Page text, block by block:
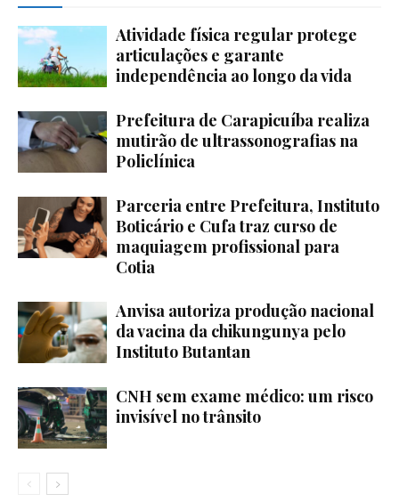
Atividade física regular protege
articulações e garante
independência ao longo da vida
Prefeitura de Carapicuíba realiza
mutirão de ultrassonografias na
Policlínica
Parceria entre Prefeitura, Instituto
Boticário e Cufa traz curso de
maquiagem profissional para
Cotia
Anvisa autoriza produção nacional
da vacina da chikungunya pelo
Instituto Butantan
CNH sem exame médico: um risco
invisível no trânsito